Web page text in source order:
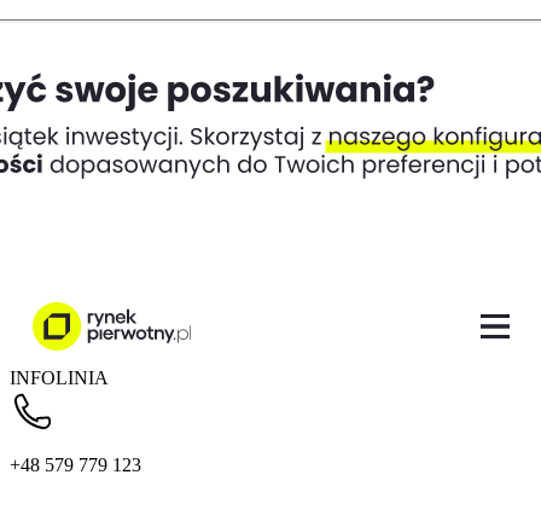
INFOLINIA
+48 579 779 123